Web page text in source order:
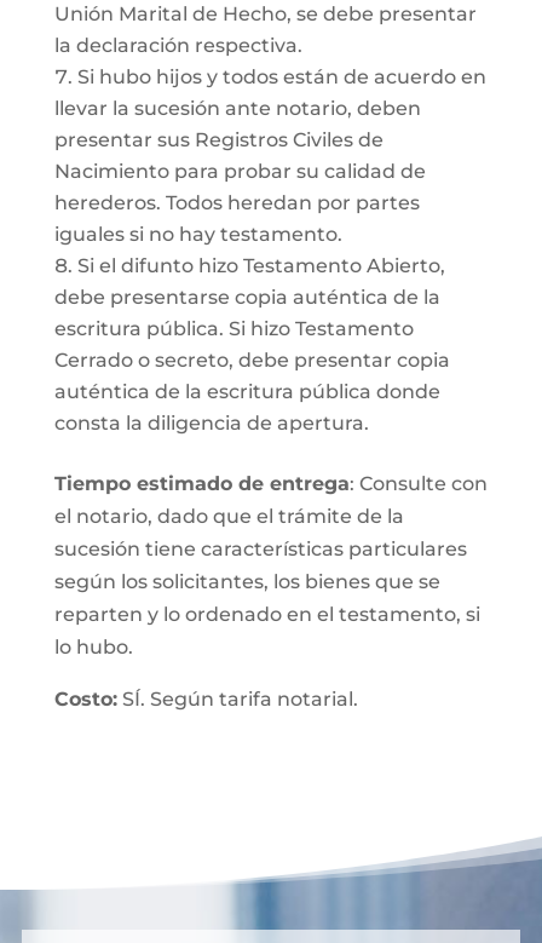
Unión Marital de Hecho, se debe presentar
la declaración respectiva.
Si hubo hijos y todos están de acuerdo en
llevar la sucesión ante notario, deben
presentar sus Registros Civiles de
Nacimiento para probar su calidad de
herederos. Todos heredan por partes
iguales si no hay testamento.
Si el difunto hizo Testamento Abierto,
debe presentarse copia auténtica de la
escritura pública. Si hizo Testamento
Cerrado o secreto, debe presentar copia
auténtica de la escritura pública donde
consta la diligencia de apertura.
Tiempo estimado de entrega: Consulte con
el notario, dado que el trámite de la
sucesión tiene características particulares
según los solicitantes, los bienes que se
reparten y lo ordenado en el testamento, si
lo hubo.
Costo:SÍ. Según tarifa notarial.